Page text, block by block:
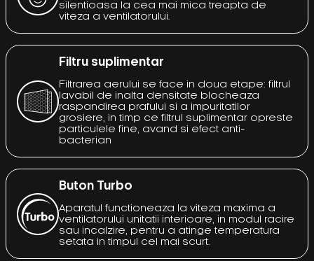
silentioasa la cea mai mica treapta de
viteza a ventilatorului.
Filtru suplimentar
Filtrarea aerului se face in doua etape: filtrul
lavabil de inalta densitate blocheaza
raspandirea prafului si a impuritatilor
grosiere, in timp ce filtrul suplimentar opreste
particulele fine, avand si efect anti-
bacterian
Buton Turbo
Aparatul functioneaza la viteza maxima a
ventilatorului unitatii interioare, in modul racire
sau incalzire, pentru a atinge temperatura
setata in timpul cel mai scurt.